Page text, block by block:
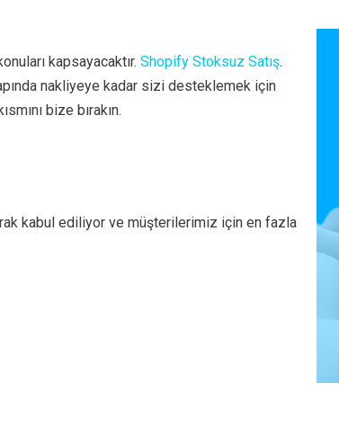
kapsayacaktır. Shopify Stoksuz Satış.
nakliyeye kadar sizi desteklemek için
bize bırakın.
kabul ediliyor ve müşterilerimiz için en fazla